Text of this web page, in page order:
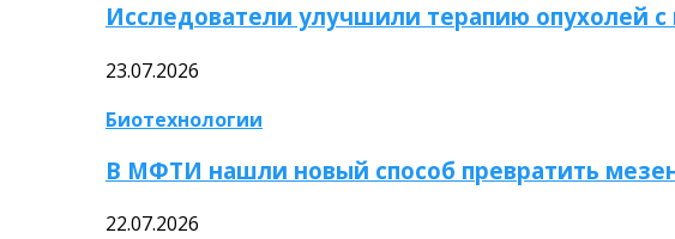
Исследователи улучшили терапию опухолей
23.07.2026
Биотехнологии
В МФТИ нашли новый способ превратить
22.07.2026